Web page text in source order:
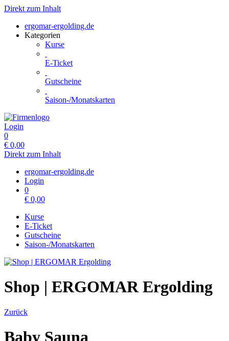
Direkt zum Inhalt
ergomar-ergolding.de
Kategorien
Kurse
E-Ticket
Gutscheine
Saison-/Monatskarten
Login
0
€ 0,00
Direkt zum Inhalt
ergomar-ergolding.de
Login
0
€ 0,00
Kurse
E-Ticket
Gutscheine
Saison-/Monatskarten
Shop | ERGOMAR Ergolding
Zurück
Baby Sauna